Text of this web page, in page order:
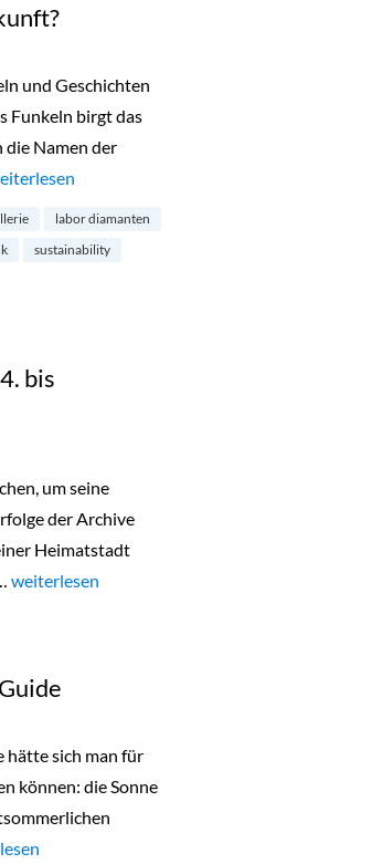
und Geschichten
Funkeln birgt das
die Namen der
aus dem Labor – die Zukunft?“
labor diamanten
sustainability
bis
um seine
der Archive
Heimatstadt
„Lala Berlin Flash Sale in München 24. bis
weiterlesen
hätte sich man für
können: die Sonne
mit Teenagern – Tipps & Guide“